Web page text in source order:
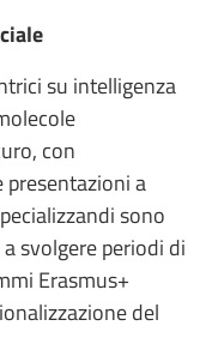
su intelligenza
con
presentazioni a
sono
svolgere periodi di
Erasmus+
del